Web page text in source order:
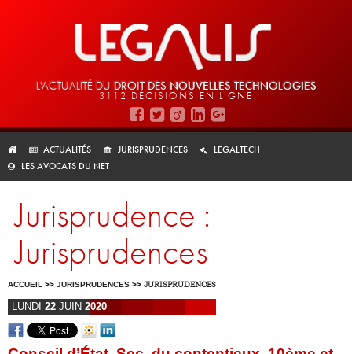
L'ACTUALITÉ DU DROIT DES NOUVELLES TECHNOLOGIES
3112 DÉCISIONS EN LIGNE
ACTUALITÉS JURISPRUDENCES
LEGALTECH
LES AVOCATS DU NET
Jurisprudence :
Jurisprudences
ACCUEIL >> JURISPRUDENCES >> JURISPRUDENCES
LUNDI 22 JUIN 2020